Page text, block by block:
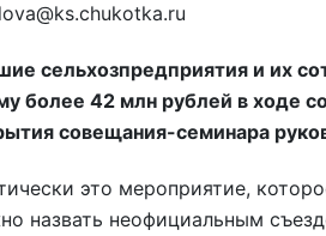
сельхозпредприятия и их
более 42 млн рублей в ходе
совещания-семинара
это мероприятие,
назвать неофициальным